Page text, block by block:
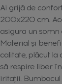
Ai grijă de
200x220 cm.
asigura un
Material și
calitate, plăcut
să respire liber
iritații.